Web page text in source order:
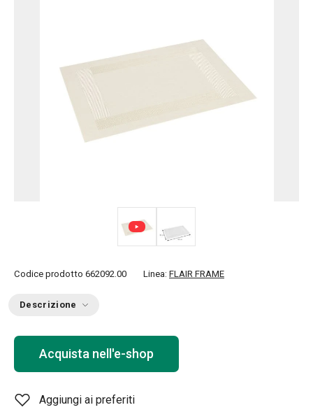
Codice prodotto 662092.00 Linea: FLAIR FRAME
Descrizione
Acquista nell'e-shop
Aggiungi ai preferiti